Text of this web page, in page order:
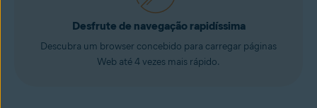
Desfrute de navegação rapidíssima
Descubra um browser concebido para carregar páginas
Web até 4 vezes mais rápido.